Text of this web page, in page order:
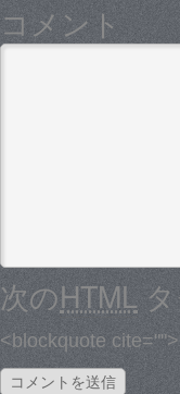
コメント
次のHTML
<blockquote